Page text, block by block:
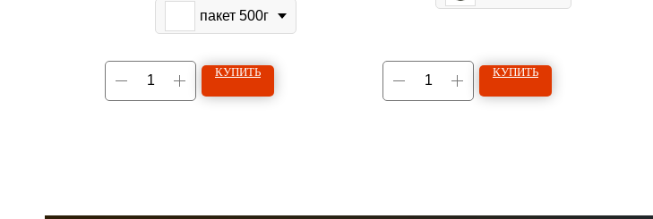
пакет 500г
КУПИТЬ КУПИТЬ